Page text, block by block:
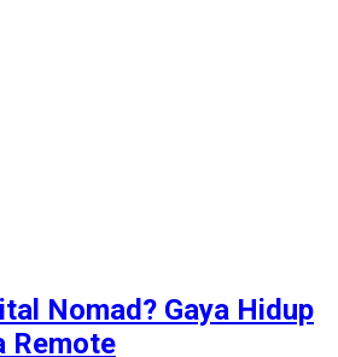
Nomad? Gaya Hidup
Remote